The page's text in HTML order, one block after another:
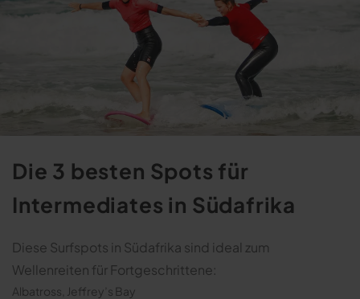
Die 3 besten Spots für
Intermediates in Südafrika
Diese Surfspots in Südafrika sind ideal zum
Wellenreiten für Fortgeschrittene:
Albatross, Jeffrey’s Bay